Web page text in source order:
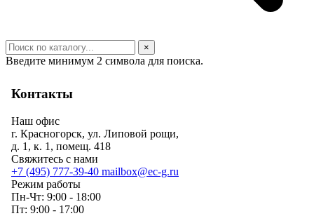
×
Введите минимум 2 символа для поиска.
Контакты
Наш офис
г. Красногорск, ул. Липовой рощи,
д. 1, к. 1, помещ. 418
Свяжитесь с нами
+7 (495) 777-39-40 mailbox@ec-g.ru
Режим работы
Пн-Чт: 9:00 - 18:00
Пт: 9:00 - 17:00